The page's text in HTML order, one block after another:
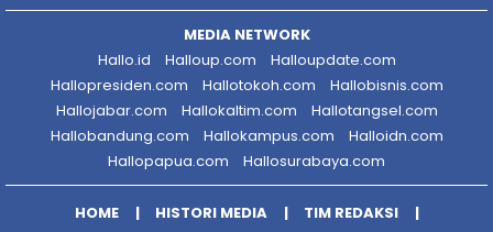
MEDIA NETWORK
Hallo.id
Halloup.com
Halloupdate.com
Hallopresiden.com
Hallotokoh.com
Hallobisnis.com
Hallojabar.com
Hallokaltim.com
Hallotangsel.com
Hallobandung.com
Hallokampus.com
Halloidn.com
Hallopapua.com
Hallosurabaya.com
HOME HISTORI MEDIA
TIM REDAKSI